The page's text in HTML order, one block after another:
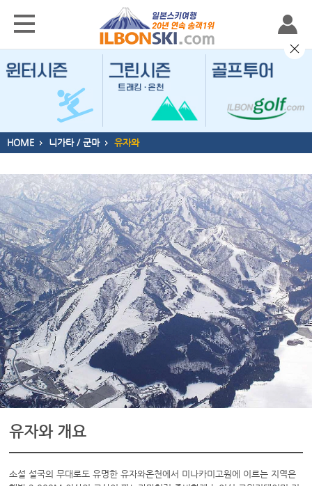
HOME 니가타 / 군마 유자와
유자와 개요
소설 설국의 무대로도 유명한 유자와온천에서 미나카미고원에 이르는 지역은